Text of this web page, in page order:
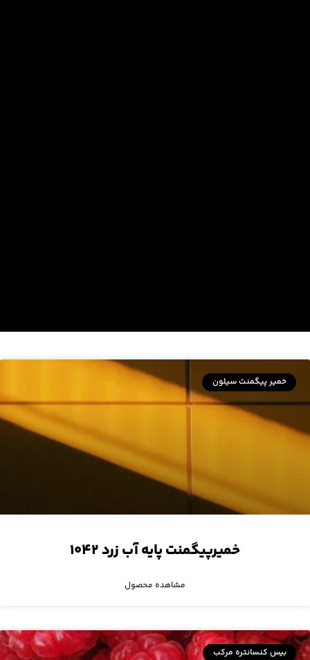
خمیر پیگمنت سیلون
خمیرپیگمنت پایه آب زرد ۱۰۴۲
مشاهده محصول
بیس کنسانتره مرکب